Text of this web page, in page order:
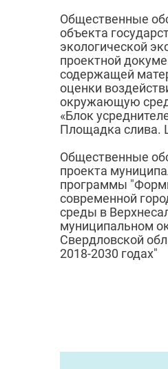
Общественные
объекта
экологической
проектной
содержащей
оценки
окружающую
«Блок
Площадка слива.
Общественные
проекта
программы
современной
среды в
муниципальном
Свердловской
2018-2030 годах"